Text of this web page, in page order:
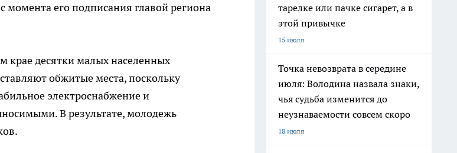
момента его подписания главой региона
крае десятки малых населенных
обжитые места, поскольку
электроснабжение и
В результате, молодежь
тарелке или пачке сигарет, а в
этой привычке
15 июля
Точка невозврата в середине
июля: Володина назвала знаки,
чья судьба изменится до
неузнаваемости совсем скоро
18 июля